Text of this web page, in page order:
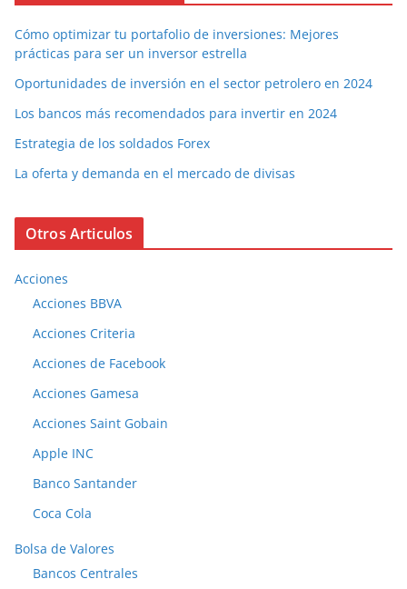
Cómo optimizar tu portafolio de inversiones: Mejores
prácticas para ser un inversor estrella
Oportunidades de inversión en el sector petrolero en 2024
Los bancos más recomendados para invertir en 2024
Estrategia de los soldados Forex
La oferta y demanda en el mercado de divisas
Otros Articulos
Acciones
Acciones BBVA
Acciones Criteria
Acciones de Facebook
Acciones Gamesa
Acciones Saint Gobain
Apple INC
Banco Santander
Coca Cola
Bolsa de Valores
Bancos Centrales